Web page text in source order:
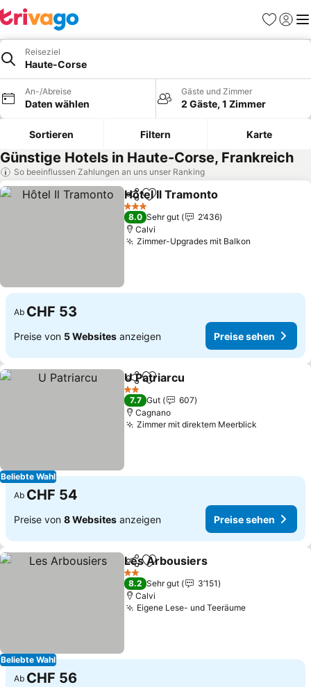
Favoriten
Reiseziel
Haute-Corse
An-/Abreise
Daten wählen
Gäste und Zimmer
2 Gäste, 1 Zimmer
Sortieren Filtern Karte
Günstige Hotels in Haute-Corse, Frankreich
So beeinflussen Zahlungen an uns unser Ranking
TeilenZu Favoriten hinzufügen
Hôtel Il Tramonto
3 Sterne
8.0 Sehr gut
2’436
Calvi
Zimmer-Upgrades mit Balkon
Ab CHF 53
Preise von 5 Websites anzeigen Preise sehen
Beliebte Wahl
TeilenZu Favoriten hinzufügen
U Patriarcu
2 Sterne
7.7 Gut
607
Cagnano
Zimmer mit direktem Meerblick
Ab CHF 54
Preise von 8 Websites anzeigen Preise sehen
Beliebte Wahl
TeilenZu Favoriten hinzufügen
Les Arbousiers
2 Sterne
8.2 Sehr gut
3’151
Calvi
Eigene Lese- und Teeräume
Ab CHF 56